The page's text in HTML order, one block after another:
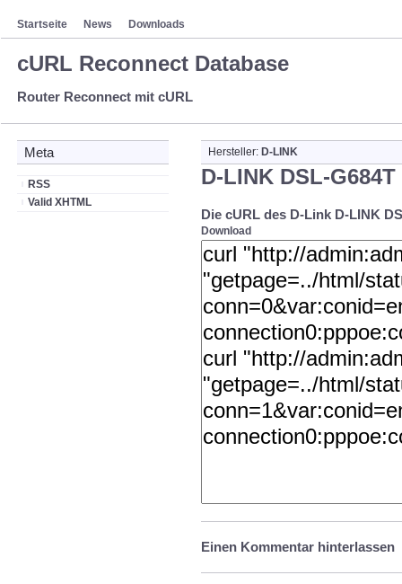
Startseite News Downloads
cURL Reconnect Database
Router Reconnect mit cURL
Meta
RSS
Valid XHTML
Hersteller: D-LINK
D-LINK DSL-G684T
Die cURL des D-Link D-LINK
Download
Einen Kommentar hinterlassen